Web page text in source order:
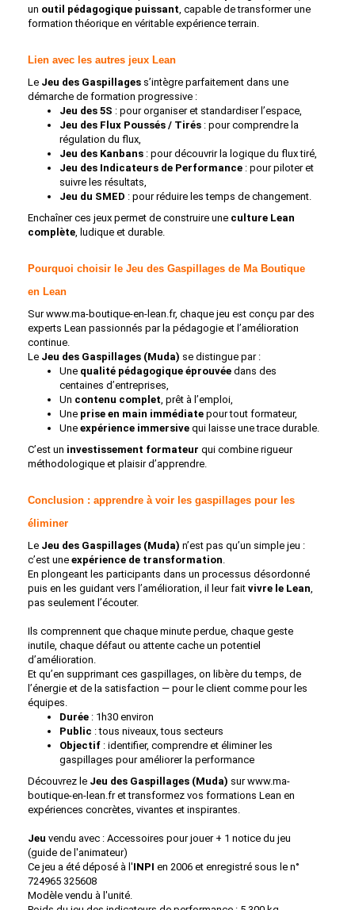
un outil pédagogique puissant, capable de transformer une
formation théorique en véritable expérience terrain.
Lien avec les autres jeux Lean
Le Jeu des Gaspillages s’intègre parfaitement dans une
démarche de formation progressive :
Jeu des 5S : pour organiser et standardiser l’espace,
Jeu des Flux Poussés / Tirés : pour comprendre la
régulation du flux,
Jeu des Kanbans : pour découvrir la logique du flux tiré,
Jeu des Indicateurs de Performance : pour piloter et
suivre les résultats,
Jeu du SMED : pour réduire les temps de changement.
Enchaîner ces jeux permet de construire une culture Lean
complète, ludique et durable.
Pourquoi choisir le Jeu des Gaspillages de Ma Boutique
en Lean
Sur www.ma-boutique-en-lean.fr, chaque jeu est conçu par des
experts Lean passionnés par la pédagogie et l’amélioration
continue.
Le Jeu des Gaspillages (Muda) se distingue par :
Une qualité pédagogique éprouvée dans des
centaines d’entreprises,
Un contenu complet, prêt à l’emploi,
Une prise en main immédiate pour tout formateur,
Une expérience immersive qui laisse une trace durable.
C’est un investissement formateur qui combine rigueur
méthodologique et plaisir d’apprendre.
Conclusion : apprendre à voir les gaspillages pour les
éliminer
Le Jeu des Gaspillages (Muda) n’est pas qu’un simple jeu :
c’est une expérience de transformation.
En plongeant les participants dans un processus désordonné
puis en les guidant vers l’amélioration, il leur fait vivre le Lean,
pas seulement l’écouter.
Ils comprennent que chaque minute perdue, chaque geste
inutile, chaque défaut ou attente cache un potentiel
d’amélioration.
Et qu’en supprimant ces gaspillages, on libère du temps, de
l’énergie et de la satisfaction — pour le client comme pour les
équipes.
Durée : 1h30 environ
Public : tous niveaux, tous secteurs
Objectif : identifier, comprendre et éliminer les
gaspillages pour améliorer la performance
Découvrez le Jeu des Gaspillages (Muda) sur www.ma-
boutique-en-lean.fr et transformez vos formations Lean en
expériences concrètes, vivantes et inspirantes.
Jeu vendu avec : Accessoires pour jouer + 1 notice du jeu
(guide de l'animateur)
Ce jeu a été déposé à l'INPI en 2006 et enregistré sous le n°
724965 325608
Modèle vendu à l'unité.